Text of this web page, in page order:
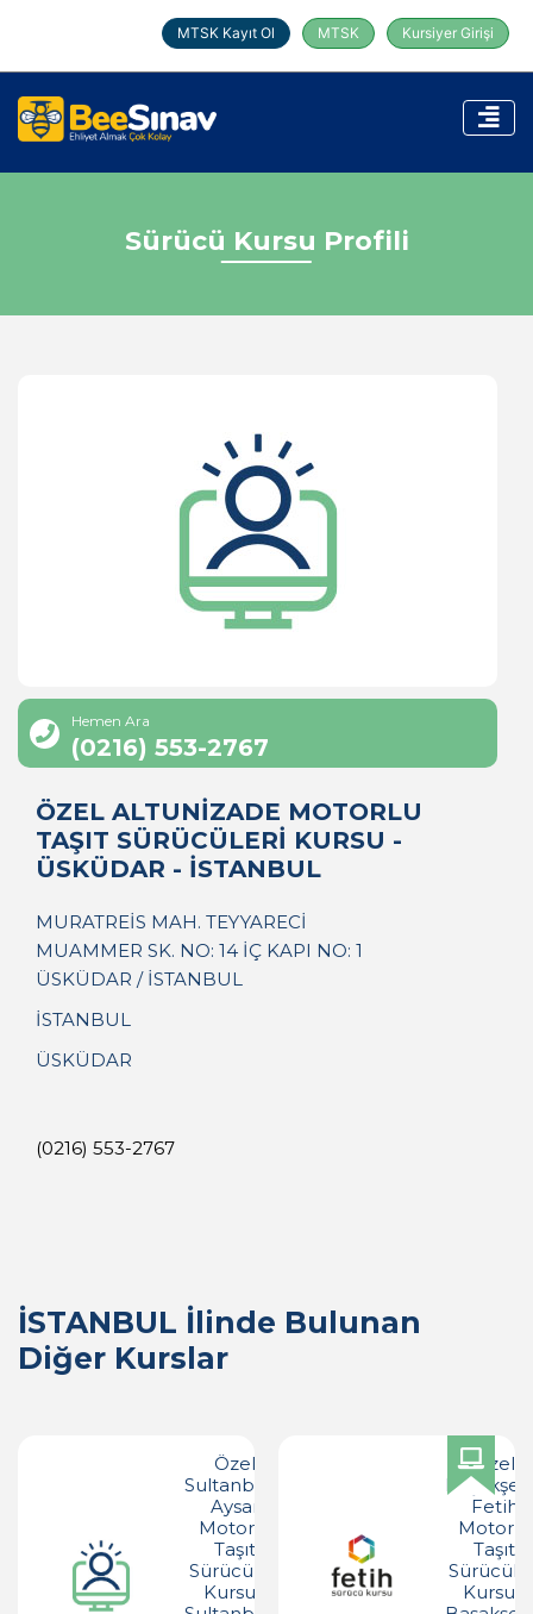
MTSK Kayıt Ol MTSK Kursiyer Girişi
Sürücü Kursu Profili
Hemen Ara
(0216) 553-2767
ÖZEL ALTUNİZADE MOTORLU
TAŞIT SÜRÜCÜLERİ KURSU -
ÜSKÜDAR - İSTANBUL
MURATREİS MAH. TEYYARECİ
MUAMMER SK. NO: 14 İÇ KAPI NO: 1
ÜSKÜDAR / İSTANBUL
İSTANBUL
ÜSKÜDAR
(0216) 553-2767
İSTANBUL İlinde Bulunan
Diğer Kurslar
Özel
Sultanbeyli
Aysar
Motorlu
Taşıt
Sürücüleri
Kursu -
Özel
Fetih
Motorlu
Taşıt
Kursu -